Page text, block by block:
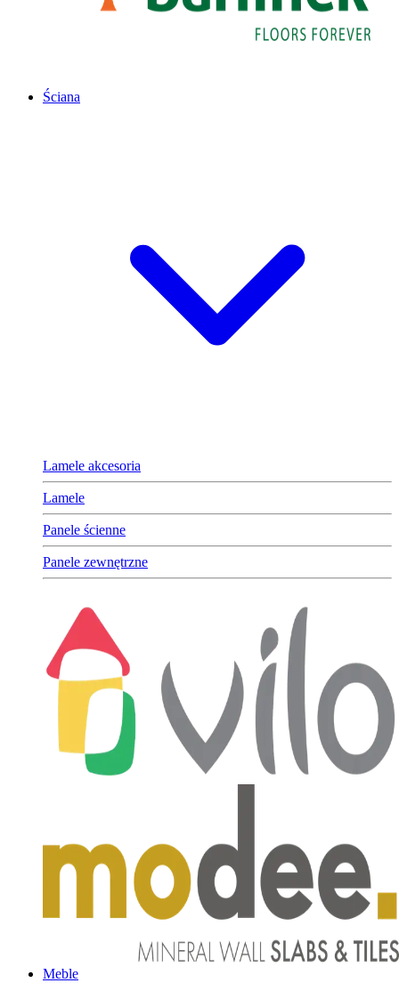
Ściana
Lamele akcesoria
Lamele
Panele ścienne
Panele zewnętrzne
Meble